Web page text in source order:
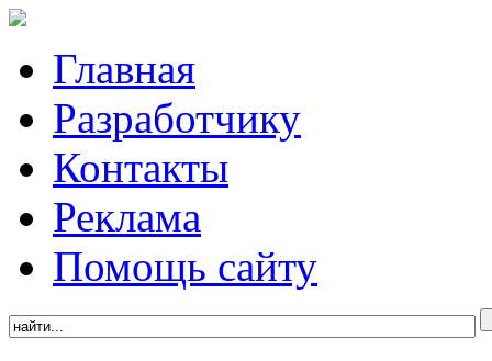
Главная
Разработчику
Контакты
Реклама
Помощь сайту